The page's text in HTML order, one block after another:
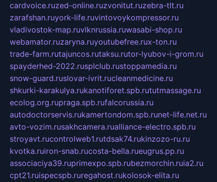
cardvoice.ruzed-online.ruzvonitut.ruzebra-tlt.ru
zarafshan.ruyork-life.ruvintovoykompressor.ru
vladivostok-map.ruvlknrussia.ruwasabi-shop.ru
webamator.ruzaryna.ruyoutubefree.rux-ton.ru
trade-farm.rutajuncos.rutaksu.rutor-lyubov-i-grom.ru
spayderhed-2022.rusplclub.rustoppamedia.ru
snow-guard.ruslovar-ivrit.rucleanmedicine.ru
shkurki-karakulya.rukanotiforet.spb.rututmassage.ru
ecolog.org.rupraga.spb.rufalcorussia.ru
autodoctorservis.rukamertondom.spb.runet-life.net.ru
avto-vozim.rusakhcamera.rualliance-electro.spb.ru
stroyavt.rucontrolweb1.rutdsak74.rukinzozo-ru.ru
kvotka.ruiron-snab.rucosta-bella.rueugrus.pp.ru
associaciya39.ruprimexpo.spb.rubezmorchin.ruia2.ru
cpt21.ruispecspb.ruregahost.rukolosok-elita.ru